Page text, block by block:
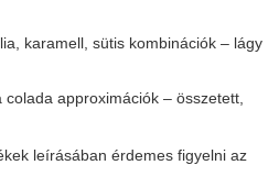
karamell, sütis kombinációk – lágy
approximációk – összetett,
leírásában érdemes figyelni az